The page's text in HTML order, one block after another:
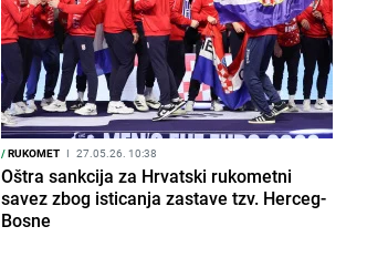
/RUKOMET I 27.05.26. 10:38
Oštra sankcija za Hrvatski rukometni
savez zbog isticanja zastave tzv. Herceg-
Bosne